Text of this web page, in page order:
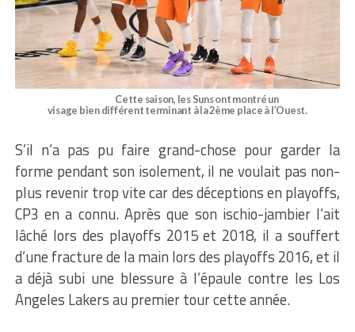
Cette saison, les Suns ont montré un
visage bien différent terminant à la 2ème place à l’Ouest.
S’il n’a pas pu faire grand-chose pour garder la
forme pendant son isolement, il ne voulait pas non-
plus revenir trop vite car des déceptions en playoffs,
CP3 en a connu. Après que son ischio-jambier l’ait
lâché lors des playoffs 2015 et 2018, il a souffert
d’une fracture de la main lors des playoffs 2016, et il
a déjà subi une blessure à l’épaule contre les Los
Angeles Lakers au premier tour cette année.